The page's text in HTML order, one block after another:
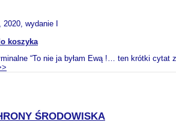
, 2020, wydanie I
koszyka
“To nie ja byłam Ewą !… ten krótki cytat
ŚRODOWISKA